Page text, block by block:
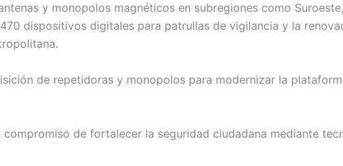
y monopolos magnéticos en subregiones como
dispositivos digitales para patrullas de vigilancia y la
de repetidoras y monopolos para modernizar la
de fortalecer la seguridad ciudadana mediante